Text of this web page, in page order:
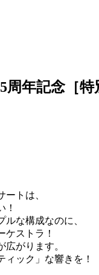
周年記念［
トは、
！
な構成なのに、
ケストラ！
がります。
ィック」な響きを！